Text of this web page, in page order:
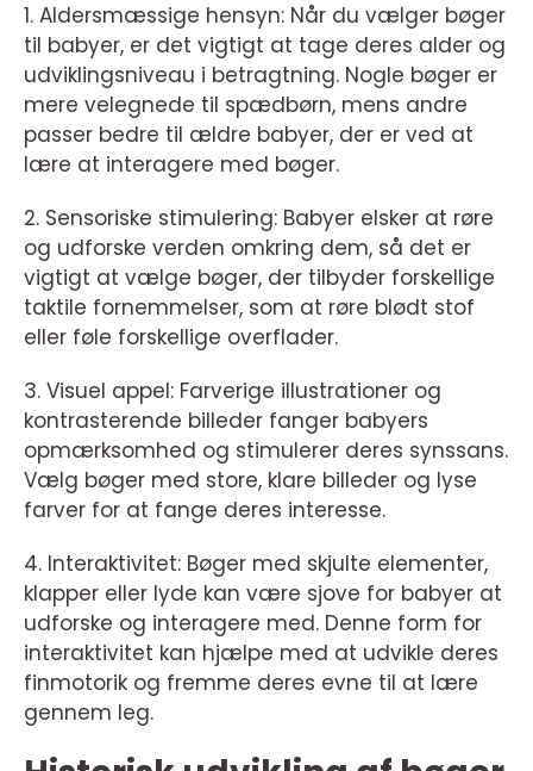
1. Aldersmæssige hensyn: Når du vælger bøger
til babyer, er det vigtigt at tage deres alder og
udviklingsniveau i betragtning. Nogle bøger er
mere velegnede til spædbørn, mens andre
passer bedre til ældre babyer, der er ved at
lære at interagere med bøger.
2. Sensoriske stimulering: Babyer elsker at røre
og udforske verden omkring dem, så det er
vigtigt at vælge bøger, der tilbyder forskellige
taktile fornemmelser, som at røre blødt stof
eller føle forskellige overflader.
3. Visuel appel: Farverige illustrationer og
kontrasterende billeder fanger babyers
opmærksomhed og stimulerer deres synssans.
Vælg bøger med store, klare billeder og lyse
farver for at fange deres interesse.
4. Interaktivitet: Bøger med skjulte elementer,
klapper eller lyde kan være sjove for babyer at
udforske og interagere med. Denne form for
interaktivitet kan hjælpe med at udvikle deres
finmotorik og fremme deres evne til at lære
gennem leg.